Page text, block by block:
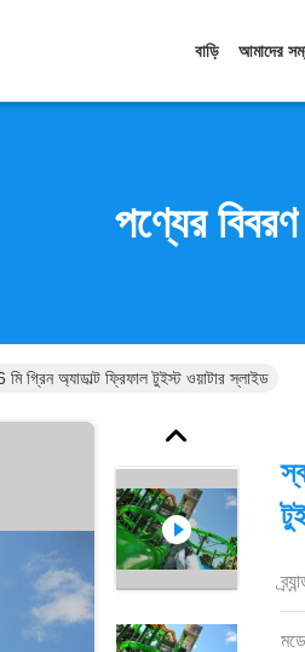
বাড়ি আমাদের
পণ্যের বিবরণ
গ্রিন অ্যাডাল্ট ফ্রিফাল টুইস্ট ওয়াটার স্লাইড